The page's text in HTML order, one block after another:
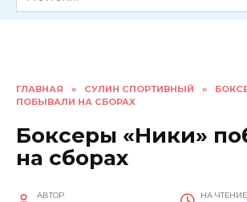
for:
ГЛАВНАЯ » СУЛИН СПОРТИВНЫЙ »
ПОБЫВАЛИ НА СБОРАХ
Боксеры «Ники»
на сборах
АВТОР НА ЧТЕНИЕ